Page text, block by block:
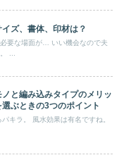
イズ、書体、印材は？
要な場面が… いい機会なので夫
...
ノと編み込みタイプのメリッ
ぶときの3つのポイント
キラ。 風水効果は有名ですね。